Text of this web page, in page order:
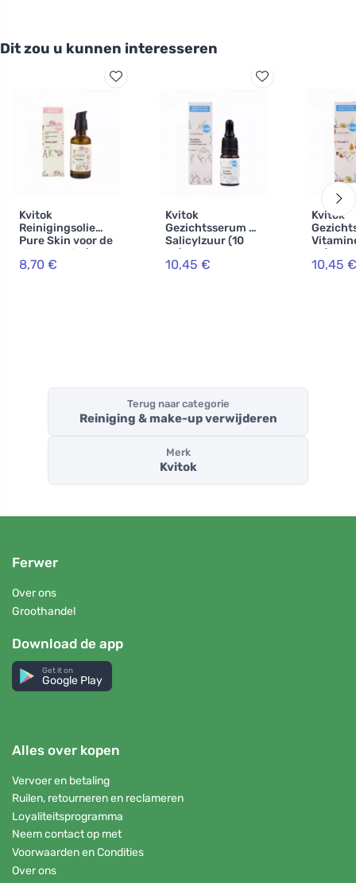
Dit zou u kunnen interesseren
Kvitok
Reinigingsolie
Pure Skin voor de
rijpere huid (50
ml) - droogt niet
8,70 €
Kvitok
Gezichtsserum -
Salicylzuur (10
ml) - helpt de
problematische
10,45 €
Kvitok
ml) -
10,45 €
Terug naar categorie
Reiniging & make-up verwijderen
Merk
Kvitok
Ferwer
Over ons
Groothandel
Download de app
Get it on
Google Play
Alles over kopen
Vervoer en betaling
Ruilen, retourneren en reclameren
Loyaliteitsprogramma
Neem contact op met
Voorwaarden en Condities
Over ons